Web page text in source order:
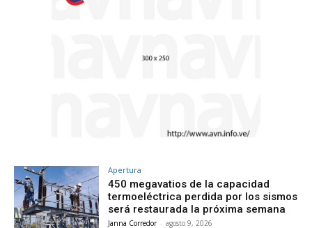
Apertura
450 megavatios de la capacidad
termoeléctrica perdida por los sismos
será restaurada la próxima semana
Janna Corredor - agosto 9, 2026